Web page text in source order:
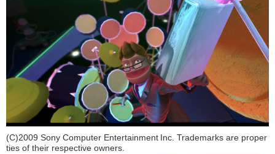
(C)2009 Sony Computer Entertainment Inc. Trademarks are proper
ties of their respective owners.